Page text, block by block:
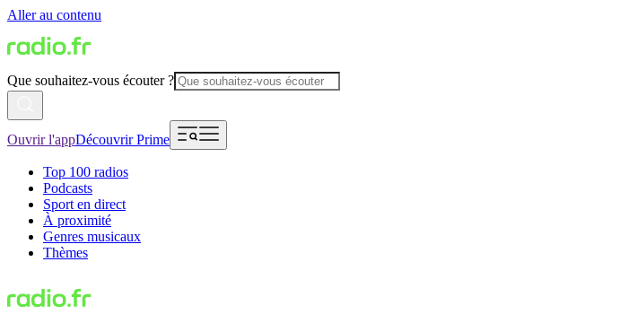
Aller au contenu
Que souhaitez-vous écouter ?
Ouvrir l'appDécouvrir Prime
Top 100 radios
Podcasts
Sport en direct
À proximité
Genres musicaux
Thèmes